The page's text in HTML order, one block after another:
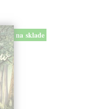
na sklade